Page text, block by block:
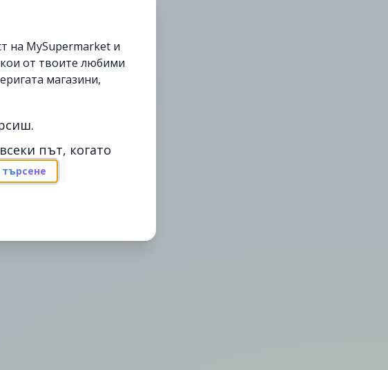
на MySupermarket и
от твоите любими
магазини,
път, когато